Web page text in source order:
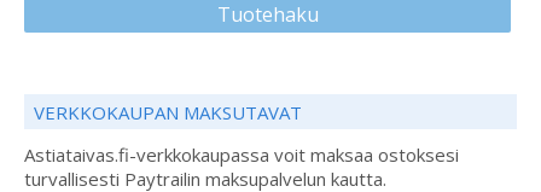
Tuotehaku
VERKKOKAUPAN MAKSUTAVAT
Astiataivas.fi-verkkokaupassa voit maksaa ostoksesi
turvallisesti Paytrailin maksupalvelun kautta.